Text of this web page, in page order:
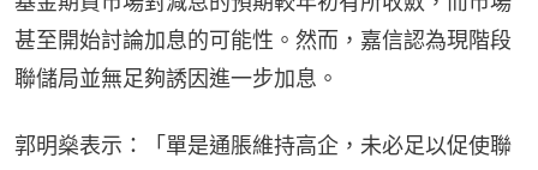
甚至開始討論加息的可能性。然而，嘉信認為現階段
聯儲局並無足夠誘因進一步加息。
郭明燊表示：「單是通脹維持高企，未必足以促使聯